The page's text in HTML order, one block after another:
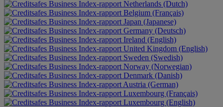
Netherlands (Dutch)
Belgium (Français)
Japan (Japanese)
Germany (Deutsch)
Ireland (English)
United Kingdom (English)
Sweden (Swedish)
Norway (Norwegian)
Denmark (Danish)
Austria (German)
Luxembourg (Français)
Luxembourg (English)